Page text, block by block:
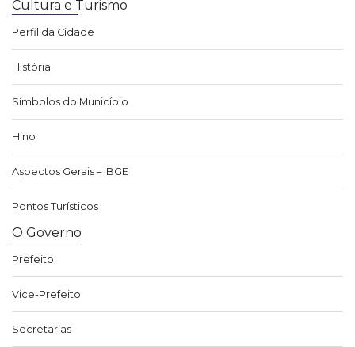
Cultura e Turismo
Perfil da Cidade
História
Símbolos do Município
Hino
Aspectos Gerais – IBGE
Pontos Turísticos
O Governo
Prefeito
Vice-Prefeito
Secretarias